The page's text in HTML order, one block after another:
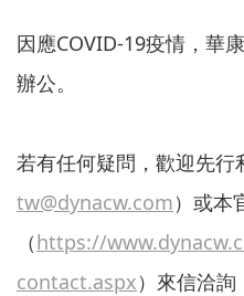
因應COVID-19疫情，華
辦公。
若有任何疑問，歡迎先行
tw@dynacw.com）或本
（https://
contact.aspx）來信洽詢